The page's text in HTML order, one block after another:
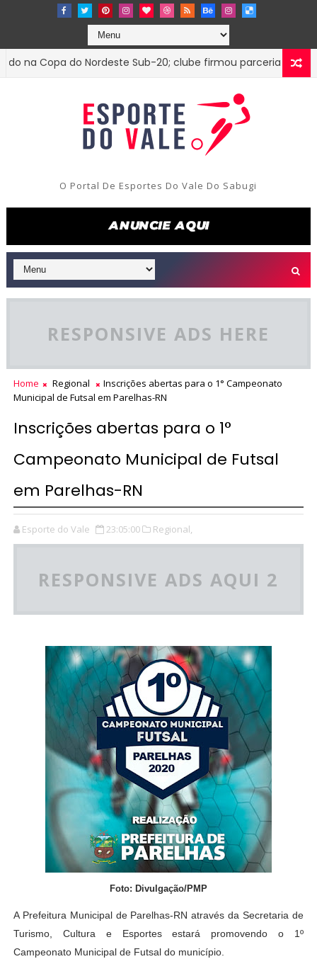
Copa do Nordeste Sub-20; clube firmou parceria com o
O Portal De Esportes Do Vale Do Sabugi
RESPONSIVE ADS HERE
Home Regional
Inscrições abertas para o 1° Campeonato
Municipal de Futsal em Parelhas-RN
Inscrições abertas para o 1°
Campeonato Municipal de Futsal
em Parelhas-RN
Esporte do Vale 23:05:00 Regional,
RESPONSIVE ADS AQUI 2
Foto: Divulgação/PMP
A Prefeitura Municipal de Parelhas-RN através da Secretaria de
Turismo, Cultura e Esportes estará promovendo o 1º
Campeonato Municipal de Futsal do município.